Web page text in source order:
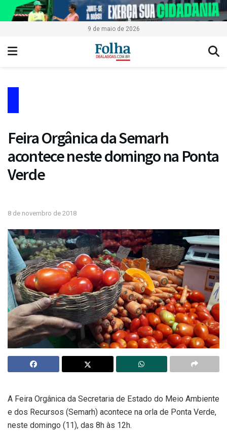
9 de maio de 2026
Feira Orgânica da Semarh
acontece neste domingo na Ponta
Verde
8 de novembro de 2018
A Feira Orgânica da Secretaria de Estado do Meio Ambiente
e dos Recursos (Semarh) acontece na orla de Ponta Verde,
neste domingo (11), das 8h às 12h.